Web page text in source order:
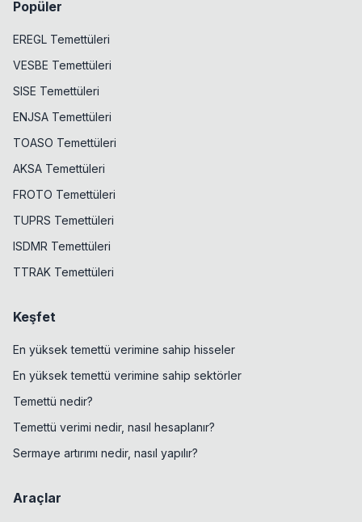
Popüler
EREGL Temettüleri
VESBE Temettüleri
SISE Temettüleri
ENJSA Temettüleri
TOASO Temettüleri
AKSA Temettüleri
FROTO Temettüleri
TUPRS Temettüleri
ISDMR Temettüleri
TTRAK Temettüleri
Keşfet
En yüksek temettü verimine sahip hisseler
En yüksek temettü verimine sahip sektörler
Temettü nedir?
Temettü verimi nedir, nasıl hesaplanır?
Sermaye artırımı nedir, nasıl yapılır?
Araçlar